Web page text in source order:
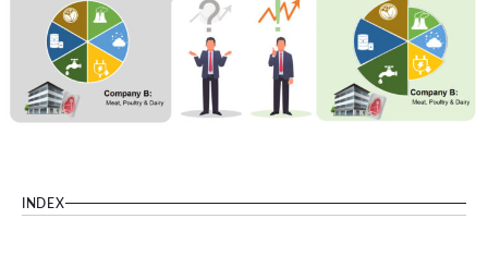
INDEX